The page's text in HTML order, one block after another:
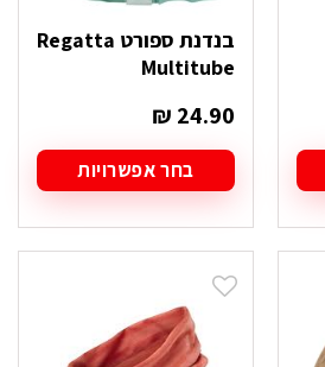
בנדנת ספורט Regatta
Multitube
₪ 24.90
בחר אפשרויות
זה
יש
סוגים.
לבחור